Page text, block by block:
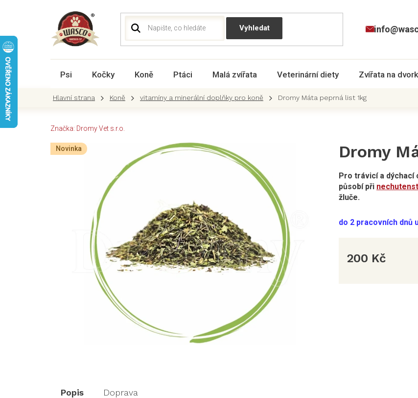
Psi Kočky Koně Ptáci Malá zvířata Veterinární diety Zvířata na
Koně vitamíny a minerální doplňky pro koně Dromy Máta peprná list 1kg
Značka: Dromy Vet s.r.o.
Novinka
do 2 pracovních dnů
Pro trávicí a dýchací
působí při
žluče.
Dromy
200 Kč
Popis Doprava